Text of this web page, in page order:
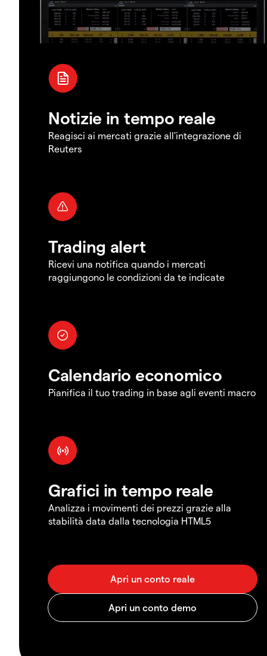
Notizie in tempo reale
Reagisci ai mercati grazie all'integrazione di
Reuters
Trading alert
Ricevi una notifica quando i mercati
raggiungono le condizioni da te indicate
Calendario economico
Pianifica il tuo trading in base agli eventi macro
Grafici in tempo reale
Analizza i movimenti dei prezzi grazie alla
stabilità data dalla tecnologia HTML5